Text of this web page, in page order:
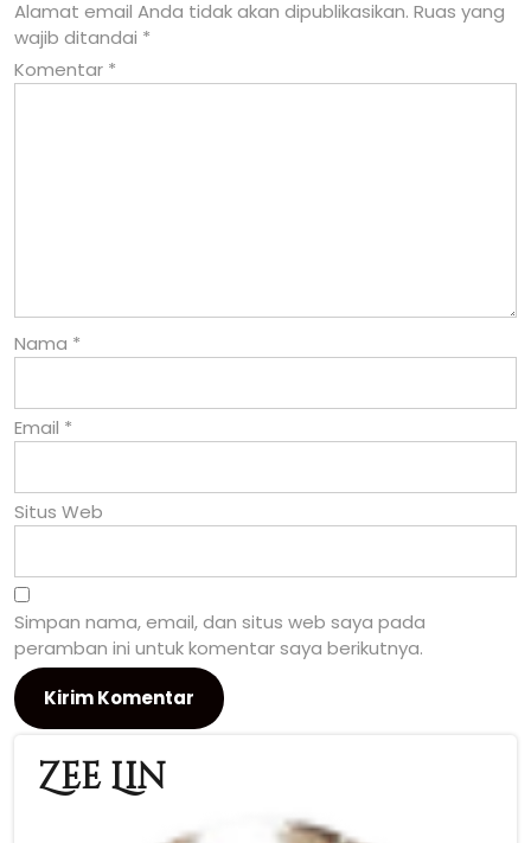
Alamat email Anda tidak akan dipublikasikan. Ruas yang
wajib ditandai *
Komentar *
Nama *
Email *
Situs Web
Simpan nama, email, dan situs web saya pada
peramban ini untuk komentar saya berikutnya.
Zee Lin